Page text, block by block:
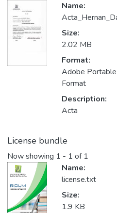
Name:
Size:
2.02 MB
Format:
Adobe
Format
Description:
Acta
License bundle
Now showing 1 - 1 of 1
Name:
license.txt
Size:
1.9 KB